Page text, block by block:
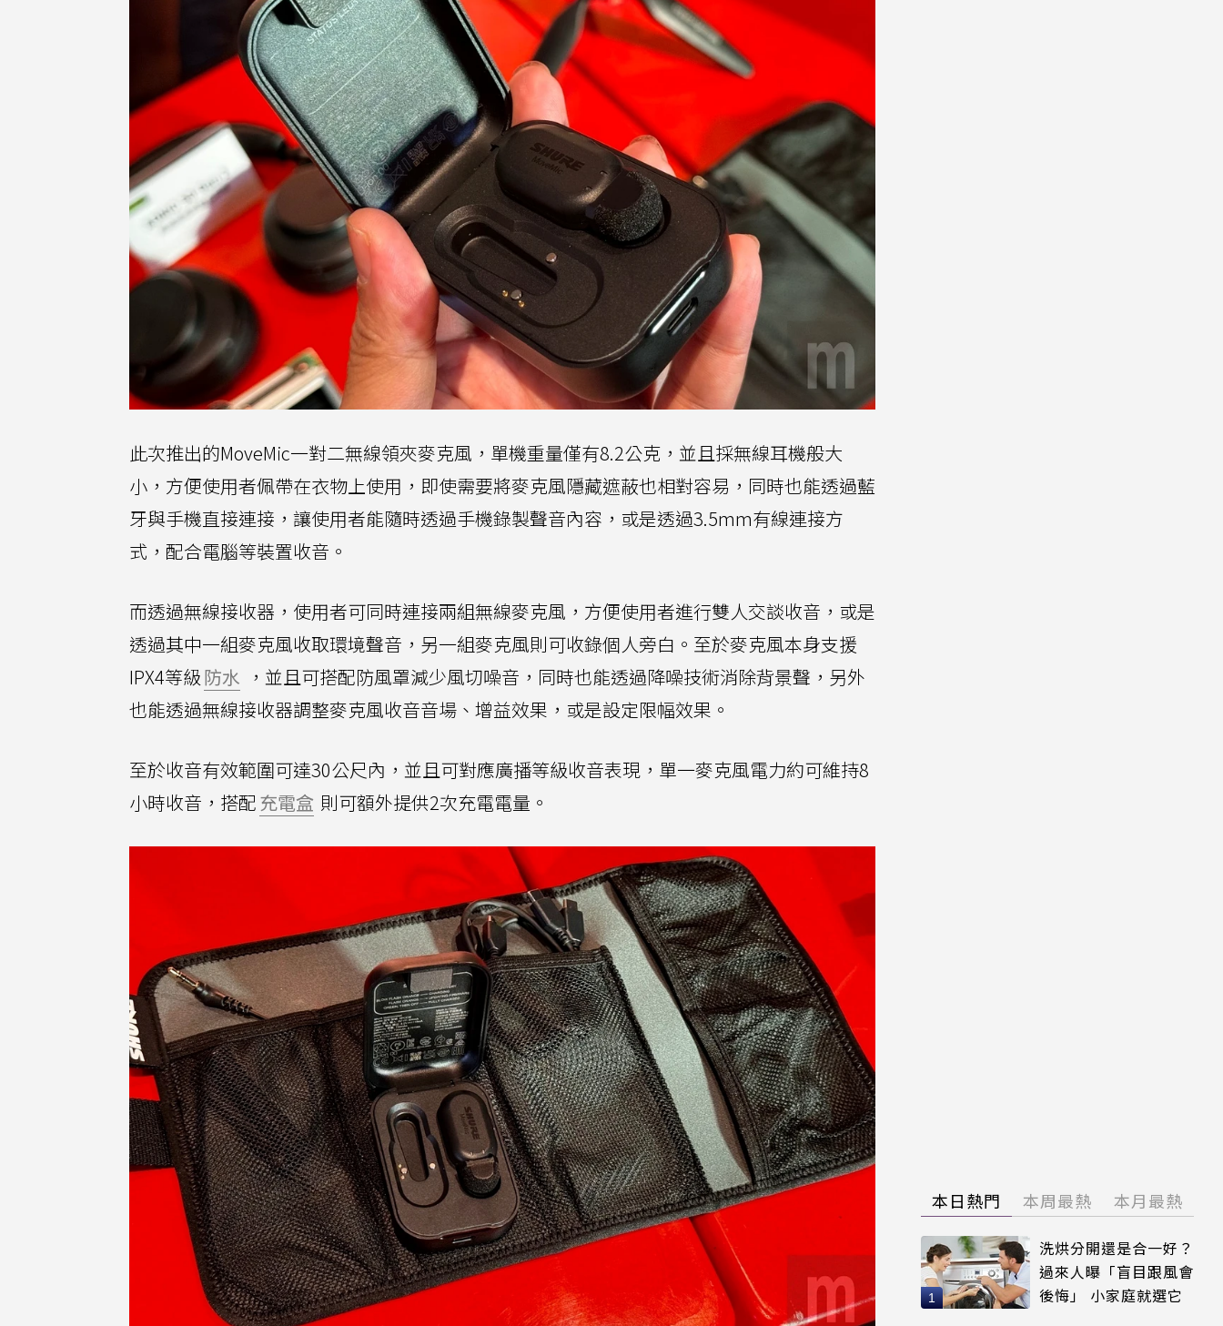
此次推出的MoveMic一對二無線領夾麥克風，單機重量僅有8.2公克，並且採無線耳機般大
小，方便使用者佩帶在衣物上使用，即使需要將麥克風隱藏遮蔽也相對容易，同時也能透過藍
牙與手機直接連接，讓使用者能隨時透過手機錄製聲音內容，或是透過3.5mm有線連接方
式，配合電腦等裝置收音。
而透過無線接收器，使用者可同時連接兩組無線麥克風，方便使用者進行雙人交談收音，或是
透過其中一組麥克風收取環境聲音，另一組麥克風則可收錄個人旁白。至於麥克風本身支援
IPX4等級防水 ，並且可搭配防風罩減少風切噪音，同時也能透過降噪技術消除背景聲，另外
也能透過無線接收器調整麥克風收音音場、增益效果，或是設定限幅效果。
至於收音有效範圍可達30公尺內，並且可對應廣播等級收音表現，單一麥克風電力約可維持8
小時收音，搭配充電盒 則可額外提供2次充電電量。
本日熱門 本周最熱 本月最熱
洗烘分開還是合一好？
過來人曝「盲目跟風會
後悔」 小家庭就選它